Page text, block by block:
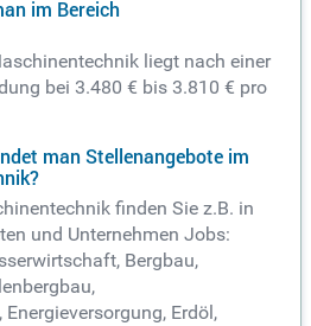
im Bereich
liegt nach einer
bei 3.480 € bis 3.810 € pro
man Stellenangebote im
finden Sie z.B. in
und Unternehmen Jobs:
Bergbau,
Erdöl,